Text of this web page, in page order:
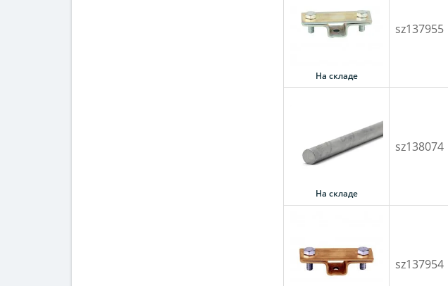
На складе
sz137955
На складе
sz138074
sz137954